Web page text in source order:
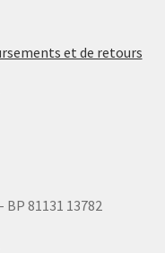
et de retours
BP 81131 13782